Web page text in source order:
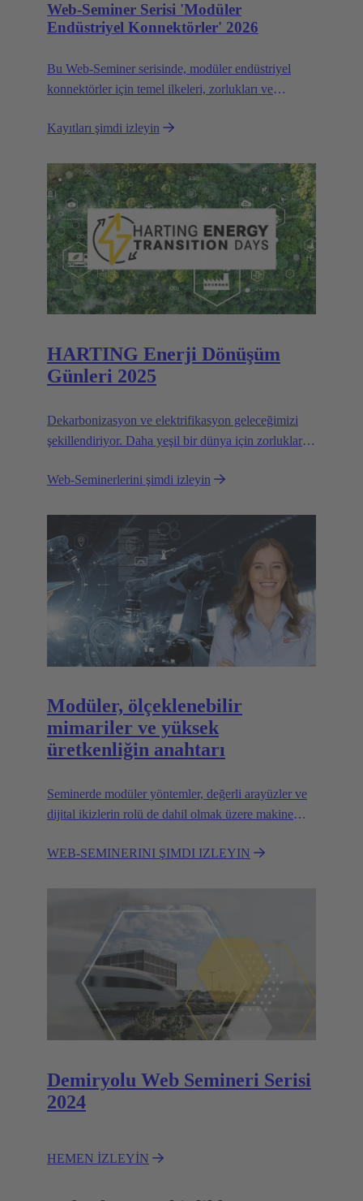
Web-Seminer Serisi 'Modüler
Endüstriyel Konnektörler' 2026
Bu Web-Seminer serisinde, modüler endüstriyel
konnektörler için temel ilkeleri, zorlukları ve
Kayıtları şimdi izleyin
HARTING Enerji Dönüşüm
Günleri 2025
Dekarbonizasyon ve elektrifikasyon geleceğimizi
şekillendiriyor. Daha yeşil bir dünya için zorlukları
Web-Seminerlerini şimdi izleyin
Modüler, ölçeklenebilir
mimariler ve yüksek
üretkenliğin anahtarı
Seminerde modüler yöntemler, değerli arayüzler ve
dijital ikizlerin rolü de dahil olmak üzere makine
WEB-SEMINERINI ŞIMDI IZLEYIN
Demiryolu Web Semineri Serisi
2024
HEMEN İZLEYİN